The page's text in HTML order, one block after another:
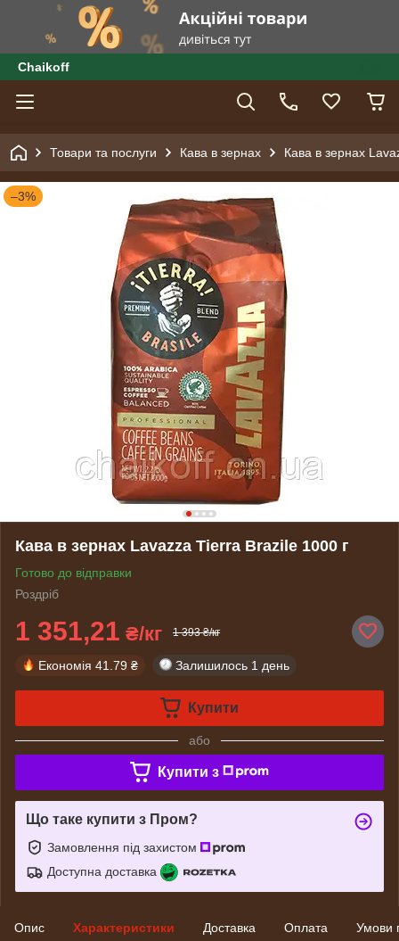
Сhaikoff
Товари та послуги Кава в зернах Кава в зернах
–3%
Кава в зернах Lavazza Tierra Brazile 1000 г
Готово до відправки
Роздріб
1 351,21 ₴/кг 1 393 ₴/кг
Економія 41.79 ₴ Залишилось 1 день
Купити
або
Купити з
Що таке купити з Пром?
Замовлення під захистом
Доступна доставка
Опис Характеристики Доставка Оплата Умови